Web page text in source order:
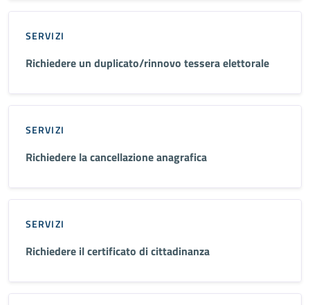
SERVIZI
Richiedere un duplicato/rinnovo tessera elettorale
SERVIZI
Richiedere la cancellazione anagrafica
SERVIZI
Richiedere il certificato di cittadinanza